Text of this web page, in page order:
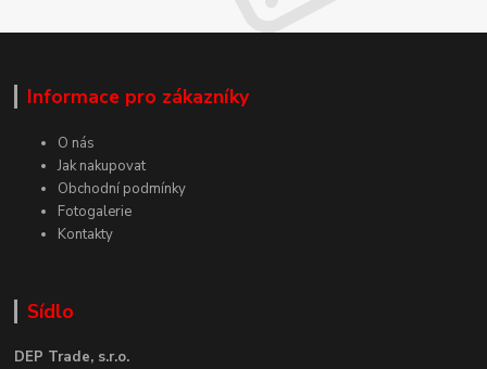
Informace pro zákazníky
O nás
Jak nakupovat
Obchodní podmínky
Fotogalerie
Kontakty
Sídlo
DEP Trade, s.r.o.